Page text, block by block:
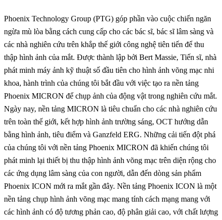
Phoenix Technology Group (PTG) góp phần vào cuộc chiến ngăn
ngừa mù lòa bằng cách cung cấp cho các bác sĩ, bác sĩ lâm sàng và
các nhà nghiên cứu trên khắp thế giới công nghệ tiên tiến để thu
thập hình ảnh của mắt. Được thành lập bởi Bert Massie, Tiến sĩ, nhà
phát minh máy ảnh kỹ thuật số đầu tiên cho hình ảnh võng mạc nhi
khoa, hành trình của chúng tôi bắt đầu với việc tạo ra nền tảng
Phoenix MICRON để chụp ảnh của động vật trong nghiên cứu mắt.
Ngày nay, nền tảng MICRON là tiêu chuẩn cho các nhà nghiên cứu
trên toàn thế giới, kết hợp hình ảnh trường sáng, OCT hướng dẫn
bằng hình ảnh, tiêu điểm và Ganzfeld ERG. Những cải tiến đột phá
của chúng tôi với nền tảng Phoenix MICRON đã khiến chúng tôi
phát minh lại thiết bị thu thập hình ảnh võng mạc trên diện rộng cho
các ứng dụng lâm sàng của con người, dẫn đến dòng sản phẩm
Phoenix ICON mới ra mắt gần đây. Nền tảng Phoenix ICON là một
nền tảng chụp hình ảnh võng mạc mang tính cách mạng mang với
các hình ảnh có độ tương phản cao, độ phân giải cao, với chất lượng